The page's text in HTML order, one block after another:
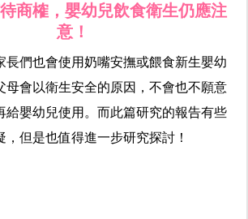
商榷，嬰幼兒飲食衛生仍應注
意！
長們也會使用奶嘴安撫或餵食新生嬰幼
母會以衛生安全的原因，不會也不願意
給嬰幼兒使用。而此篇研究的報告有些
，但是也值得進一步研究探討！